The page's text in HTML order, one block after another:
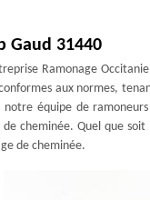
Gaud 31440
Ramonage
aux normes,
équipe de
cheminée. Quel que
de cheminée.